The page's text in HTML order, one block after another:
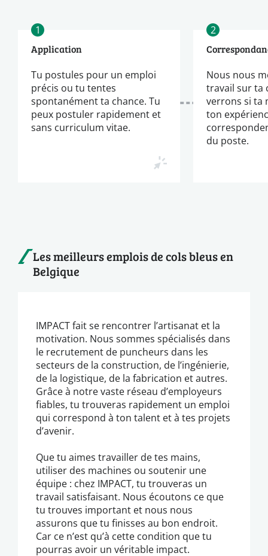
1
Application
Tu postules pour un emploi
précis ou tu tentes
spontanément ta chance. Tu
peux postuler rapidement et
sans curriculum vitae.
2
Nous nous
travail sur ta
verrons si ta
ton
du poste.
Les meilleurs emplois de cols bleus en
Belgique
IMPACT fait se rencontrer l’artisanat et la
motivation. Nous sommes spécialisés dans
le recrutement de puncheurs dans les
secteurs de la construction, de l’ingénierie,
de la logistique, de la fabrication et autres.
Grâce à notre vaste réseau d’employeurs
fiables, tu trouveras rapidement un emploi
qui correspond à ton talent et à tes projets
d’avenir.
Que tu aimes travailler de tes mains,
utiliser des machines ou soutenir une
équipe : chez IMPACT, tu trouveras un
travail satisfaisant. Nous écoutons ce que
tu trouves important et nous nous
assurons que tu finisses au bon endroit.
Car ce n’est qu’à cette condition que tu
pourras avoir un véritable impact.